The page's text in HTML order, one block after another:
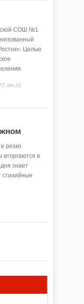
СОШ №1
Целью
их
классов
птиц,
это
и прививает
09:32
резко
вторгаются в
знает